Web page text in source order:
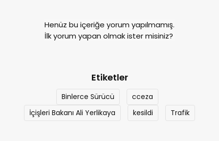
Henüz bu içeriğe yorum yapılmamış.
İlk yorum yapan olmak ister misiniz?
Etiketler
Binlerce Sürücü
cceza
İçişleri Bakanı Ali Yerlikaya
kesildi Trafik